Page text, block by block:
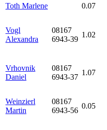
Toth Marlene
0.07
Vogl
Alexandra
08167
6943-39
1.02
Vrhovnik
Daniel
08167
6943-37
1.07
Weinzierl
Martin
08167
6943-56
0.05